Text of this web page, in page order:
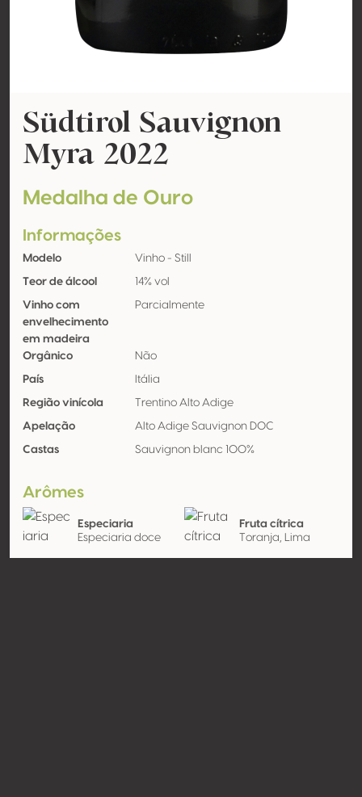
Südtirol Sauvignon
Myra 2022
Medalha de Ouro
Informações
Modelo Vinho - Still
Teor de álcool 14% vol
Vinho com
envelhecimento
em madeira
Parcialmente
Orgânico Não
País Itália
Região vinícola Trentino Alto Adige
Apelação Alto Adige Sauvignon DOC
Castas Sauvignon blanc 100%
Arômes
Especiaria
Especiaria doce
Fruta cítrica
Toranja, Lima